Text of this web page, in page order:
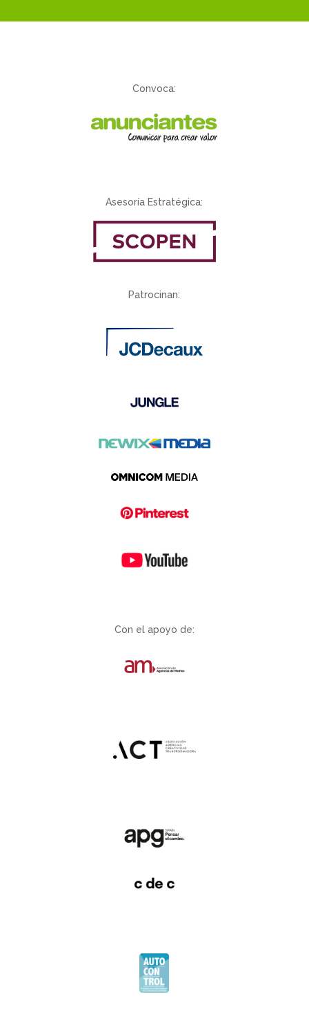
Convoca:
Asesoría Estratégica:
Patrocinan:
Con el apoyo de: